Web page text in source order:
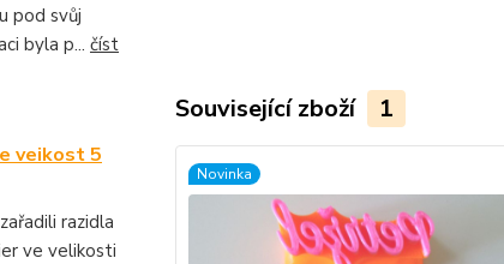
pod svůj
byla p... číst
veikost 5
razidla
ve velikosti
Související zboží 1
Novinka